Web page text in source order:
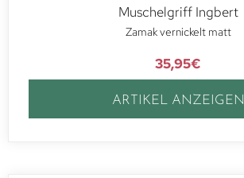
Muschelgriff Ingbert
Zamak vernickelt matt
35,95€
ARTIKEL ANZEIGEN